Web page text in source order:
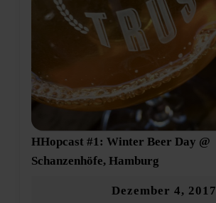
HHopcast #1: Winter Beer Day @
Schanzenhöfe, Hamburg
Winter
Beer
Dezember 4, 2017